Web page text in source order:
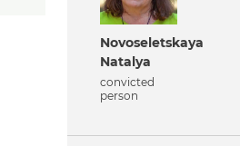
Novoseletskaya
Natalya
convicted
person